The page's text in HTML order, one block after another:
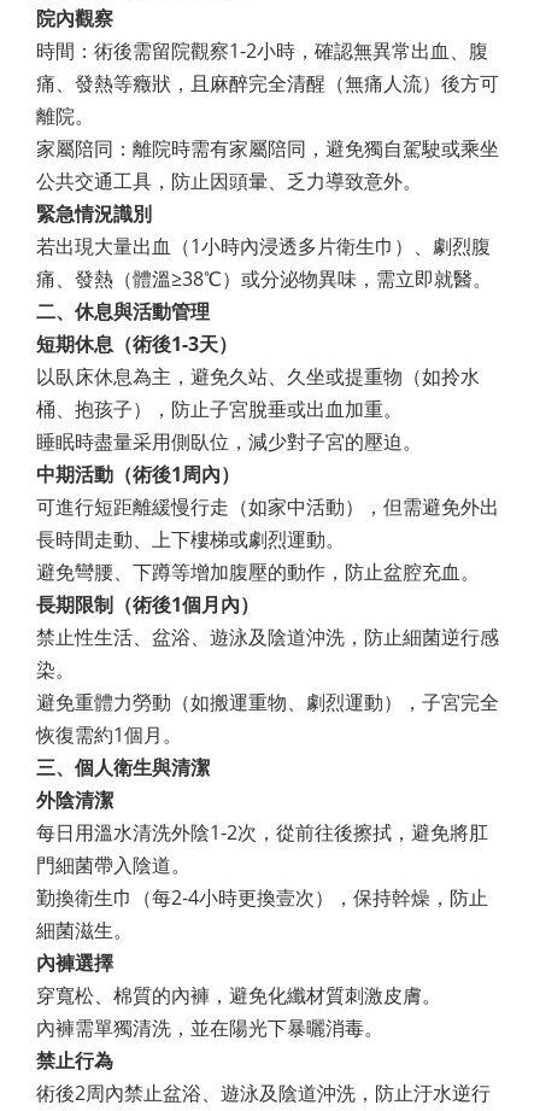
院內觀察
時間：術後需留院觀察1-2小時，確認無異常出血、腹
痛、發熱等癥狀，且麻醉完全清醒（無痛人流）後方可
離院。
家屬陪同：離院時需有家屬陪同，避免獨自駕駛或乘坐
公共交通工具，防止因頭暈、乏力導致意外。
緊急情況識別
若出現大量出血（1小時內浸透多片衛生巾）、劇烈腹
痛、發熱（體溫≥38℃）或分泌物異味，需立即就醫。
二、休息與活動管理
短期休息（術後1-3天）
以臥床休息為主，避免久站、久坐或提重物（如拎水
桶、抱孩子），防止子宮脫垂或出血加重。
睡眠時盡量采用側臥位，減少對子宮的壓迫。
中期活動（術後1周內）
可進行短距離緩慢行走（如家中活動），但需避免外出
長時間走動、上下樓梯或劇烈運動。
避免彎腰、下蹲等增加腹壓的動作，防止盆腔充血。
長期限制（術後1個月內）
禁止性生活、盆浴、遊泳及陰道沖洗，防止細菌逆行感
染。
避免重體力勞動（如搬運重物、劇烈運動），子宮完全
恢復需約1個月。
三、個人衛生與清潔
外陰清潔
每日用溫水清洗外陰1-2次，從前往後擦拭，避免將肛
門細菌帶入陰道。
勤換衛生巾（每2-4小時更換壹次），保持幹燥，防止
細菌滋生。
內褲選擇
穿寬松、棉質的內褲，避免化纖材質刺激皮膚。
內褲需單獨清洗，並在陽光下暴曬消毒。
禁止行為
術後2周內禁止盆浴、遊泳及陰道沖洗，防止汙水逆行